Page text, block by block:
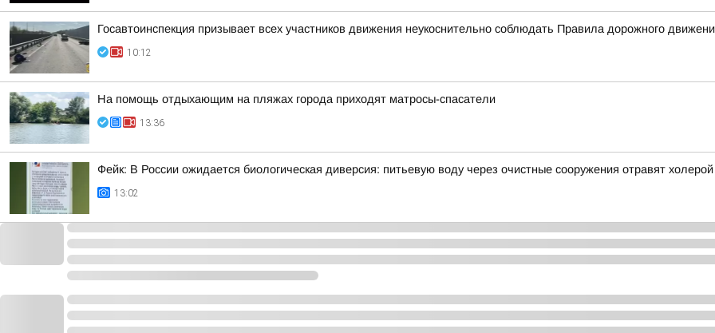
Госавтоинспекция призывает всех участников движения неукоснительно соблюдать Правила дорожного
10:12
На помощь отдыхающим на пляжах города приходят матросы-спасатели
13:36
Фейк: В России ожидается биологическая диверсия: питьевую воду через очистные сооружения отравят холерой
13:02